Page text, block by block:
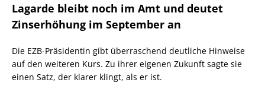
Lagarde bleibt noch im Amt und deutet
Zinserhöhung im September an
Die EZB-Präsidentin gibt überraschend deutliche Hinweise
auf den weiteren Kurs. Zu ihrer eigenen Zukunft sagte sie
einen Satz, der klarer klingt, als er ist.